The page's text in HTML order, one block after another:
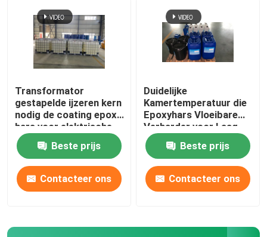
Vorm Schoonmakende Agent
Transformator
gestapelde ijzeren kern
nodig de coating epoxy
hars voor elektrische
olie transformatoren
Beste prijs
Contacteer ons
Duidelijke
Kamertemperatuur die
Epoxyhars Vloeibare
Verharder voor Laag
Voltage genezen
Beste prijs
Contacteer ons